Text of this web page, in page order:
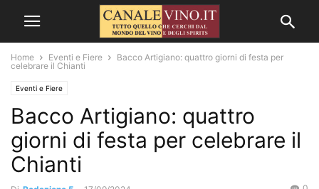
Home Eventi e Fiere
Bacco Artigiano: quattro giorni di festa per
celebrare il Chianti
Eventi e Fiere
Bacco Artigiano: quattro
giorni di festa per celebrare il
Chianti